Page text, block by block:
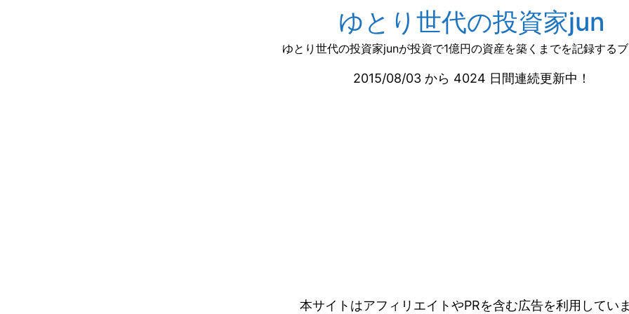
ゆとり世代の投資家jun
ゆとり世代の投資家junが投資で1億円の資産を築くまでを記録するブ
2015/08/03 から 4024 日間連続更新中！
本サイトはアフィリエイトやPRを含む広告を利用してい